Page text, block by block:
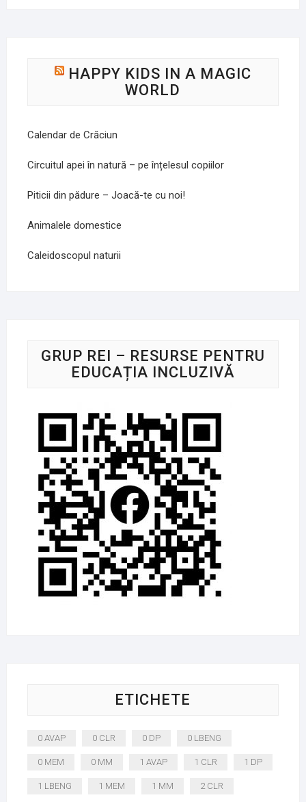
HAPPY KIDS IN A MAGIC
WORLD
Calendar de Crăciun
Circuitul apei în natură – pe înțelesul copiilor
Piticii din pădure – Joacă-te cu noi!
Animalele domestice
Caleidoscopul naturii
GRUP REI – RESURSE PENTRU
EDUCAȚIA INCLUZIVĂ
ETICHETE
0 AVAP 0 CLR 0 DP 0 LBENG
0 MEM 0 MM 1 AVAP 1 CLR 1 DP
1 LBENG 1 MEM 1 MM 2 CLR